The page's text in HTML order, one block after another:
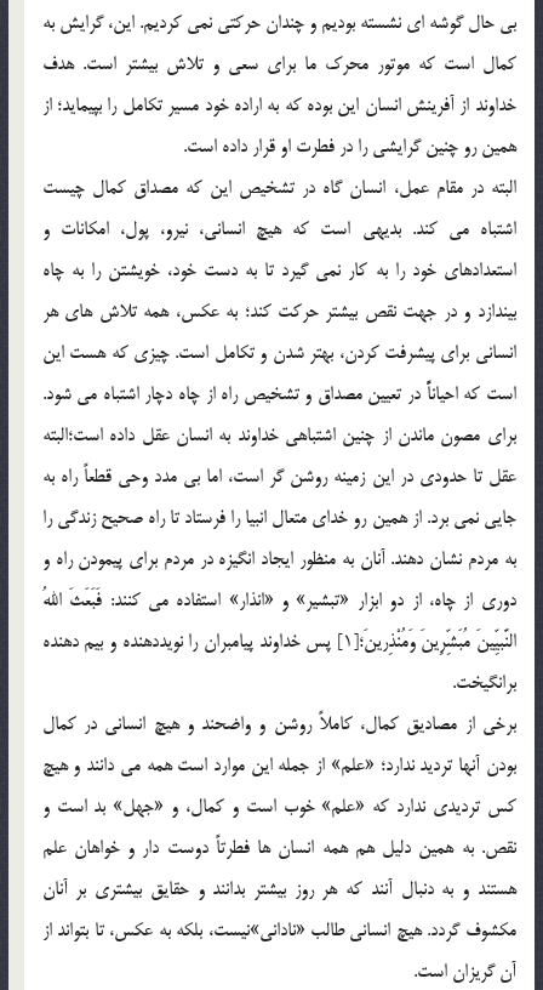
بي حال گوشه اي نشسته بوديم و چندان حركتي نمي كرديم. اين، گرايش به
كمال است كه موتور محرك ما براي سعي و تلاش بيشتر است. هدف
خداوند از آفرينش انسان اين بوده كه به اراده خود مسير تكامل را بپيمايد؛ از
همين رو چنين گرايشي را در فطرت او قرار داده است.
البته در مقام عمل، انسان گاه در تشخيص اين كه مصداق كمال چيست
اشتباه مي كند. بديهي است كه هيچ انساني، نيرو، پول، امكانات و
استعدادهاي خود را به كار نمي گيرد تا به دست خود، خويشتن را به چاه
بيندازد و در جهت نقص بيشتر حركت كند؛ به عكس، همه تلاش هاي هر
انساني براي پيشرفت كردن، بهتر شدن و تكامل است. چيزي كه هست اين
است كه احياناًً در تعيين مصداق و تشخيص راه از چاه دچار اشتباه مي شود.
براي مصون ماندن از چنين اشتباهي خداوند به انسان عقل داده است؛‌البته
عقل تا حدودي در اين زمينه روشن گر است، اما بي مدد وحي قطعاً راه به
جايي نمي برد. از همين رو خداي متعال انبيا را فرستاد تا راه صحيح زندگي را
به مردم نشان دهند. آنان به منظور ايجاد انگيزه در مردم براي پيمودن راه و
دوري از چاه، از دو ابزار «تبشير» و «انذار» استفاده مي كنند: فَبَعَثَ اللهُ
النَّبيِّينَ‌ مُبَشِّرِينَ وَ‌مُنْذِرينَ؛[1] پس خداوند پيامبران را نويددهنده و بيم دهنده
برانگيخت.
برخي از مصاديق كمال، كاملاً روشن و واضحند و هيچ انساني در كمال
بودن آنها ترديد ندارد؛ «علم» از جمله اين موارد است همه مي دانند و هيچ
كس ترديدي ندارد كه «علم» خوب است و كمال، و «جهل» بد است و
نقص. به همين دليل هم همه انسان ها فطرتاً دوست دار و خواهان علم
هستند و به دنبال آنند كه هر روز بيشتر بدانند و حقايق بيشتري بر آنان
مكشوف گردد. هيچ انساني طالب «ناداني»‌نيست، بلكه به عكس، تا بتواند از
آن گريزان است.